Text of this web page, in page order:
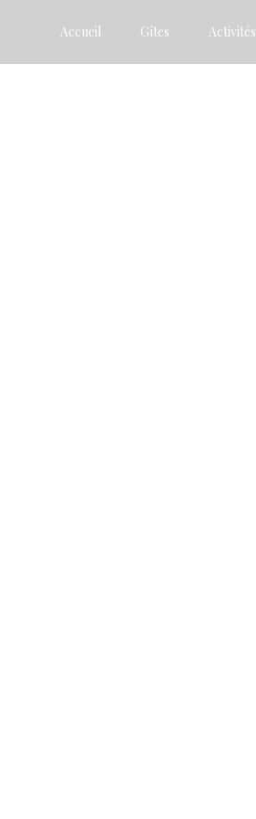
Accueil Gîtes Activités